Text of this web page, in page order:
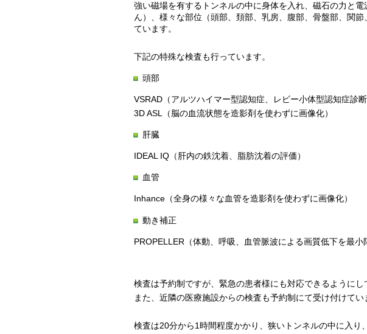
強い磁場を有するトンネルの中に身体を入れ、磁石の力と
ん）、様々な部位（頭部、頚部、乳房、腹部、骨盤部、関
ています。
下記の特殊な検査も行っています。
頭部
VSRAD（アルツハイマー型認知症、レビー小体型認知症診
3D ASL（脳の血流状態を造影剤を使わずに画像化）
肝臓
IDEAL IQ（肝内の鉄沈着、脂肪沈着の評価）
血管
Inhance（全身の様々な血管を造影剤を使わずに画像化）
動き補正
PROPELLER（体動、呼吸、血管脈波による画質低下を最小
検査は予約制ですが、緊急の患者様にも対応できるようにし
また、近隣の医療施設からの検査も予約制にて受け付けてい
検査は20分から1時間程度かかり、狭いトンネルの中に入り